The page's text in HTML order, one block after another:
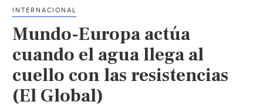
INTERNACIONAL
Mundo-Europa actúa
cuando el agua llega al
cuello con las resistencias
(El Global)